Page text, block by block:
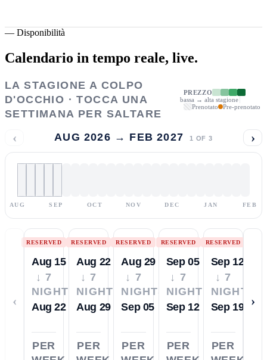
— Disponibilità
Calendario in tempo reale, live.
LA STAGIONE A COLPO
D'OCCHIO · TOCCA UNA
SETTIMANA PER SALTARE
PREZZO
bassa → alta stagione
Prenotato
Pre-prenotato
‹ AUG 2026 → FEB 2027 1 OF 3 ›
AUG SEP OCT NOV DEC JAN FEB
‹
RESERVED
Aug 15
↓ 7
NIGHTS
Aug 22
PER
RESERVED
Aug 22
↓ 7
NIGHTS
Aug 29
PER
RESERVED
Aug 29
↓ 7
NIGHTS
Sep 05
PER
RESERVED
Sep 05
↓ 7
NIGHTS
Sep 12
PER
RESERVED
Sep 12
↓ 7
NIGHTS
Sep 19
PER
›